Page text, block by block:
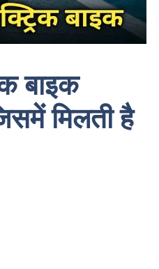
बाइक
मिलती है